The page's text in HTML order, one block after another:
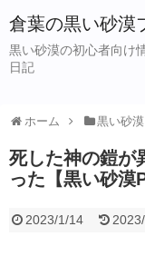
倉葉の黒い砂漠
黒い砂漠の初心者向け
日記
ホーム 黒い砂漠
死した神の鎧が
った【黒い砂漠
2023/1/14